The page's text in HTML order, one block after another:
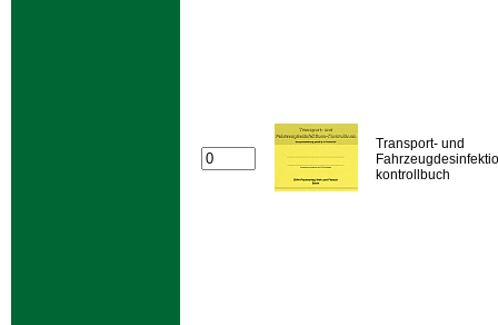
Transport- und
kontrollbuch